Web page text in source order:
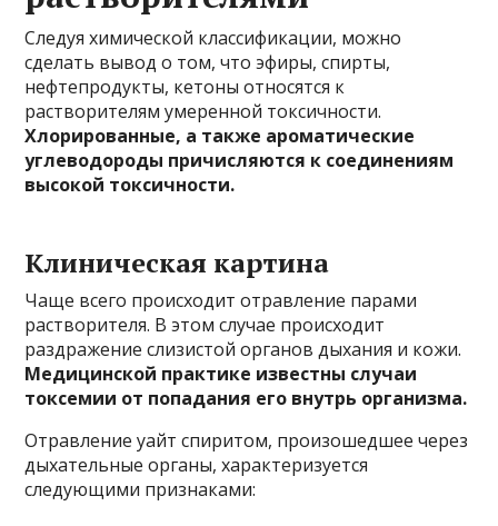
Следуя химической классификации, можно
сделать вывод о том, что эфиры, спирты,
нефтепродукты, кетоны относятся к
растворителям умеренной токсичности.
Хлорированные, а также ароматические
углеводороды причисляются к соединениям
высокой токсичности.
Клиническая картина
Чаще всего происходит отравление парами
растворителя. В этом случае происходит
раздражение слизистой органов дыхания и кожи.
Медицинской практике известны случаи
токсемии от попадания его внутрь организма.
Отравление уайт спиритом, произошедшее через
дыхательные органы, характеризуется
следующими признаками: